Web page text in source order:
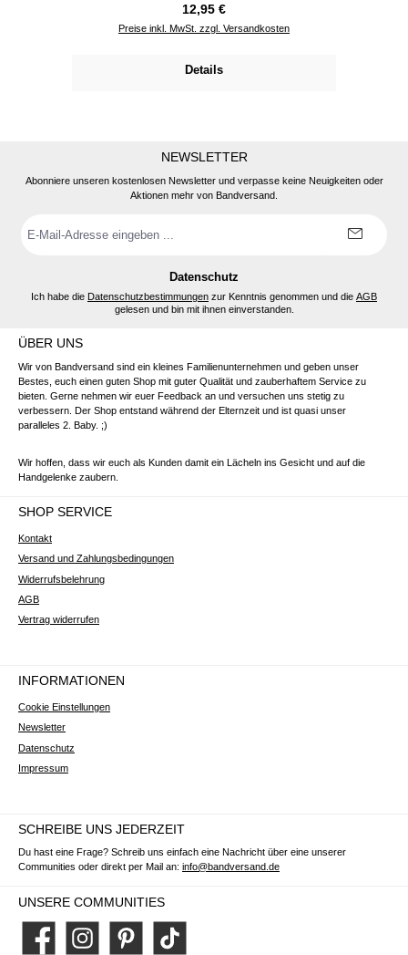
Regulärer Preis:
12,95 €
Preise inkl. MwSt. zzgl. Versandkosten
Details
NEWSLETTER
Abonniere unseren kostenlosen Newsletter und verpasse keine Neuigkeiten oder
Aktionen mehr von Bandversand.
Mail-
Datenschutz
Ich habe die Datenschutzbestimmungen zur Kenntnis genommen und die AGB
gelesen und bin mit ihnen einverstanden.
ÜBER UNS
Wir von Bandversand sind ein kleines Familienunternehmen und geben unser
Bestes, euch einen guten Shop mit guter Qualität und zauberhaftem Service zu
bieten. Gerne nehmen wir euer Feedback an und versuchen uns stetig zu
verbessern. Der Shop entstand während der Elternzeit und ist quasi unser
paralleles 2. Baby. ;)
Wir hoffen, dass wir euch als Kunden damit ein Lächeln ins Gesicht und auf die
Handgelenke zaubern.
SHOP SERVICE
Kontakt
Versand und Zahlungsbedingungen
Widerrufsbelehrung
AGB
Vertrag widerrufen
INFORMATIONEN
Cookie Einstellungen
Newsletter
Datenschutz
Impressum
SCHREIBE UNS JEDERZEIT
Du hast eine Frage? Schreib uns einfach eine Nachricht über eine unserer
Communities oder direkt per Mail an: info@bandversand.de
UNSERE COMMUNITIES
Facebook Instagram Pinterest TikTok